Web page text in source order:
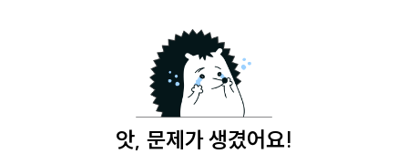
앗, 문제가 생겼어요!